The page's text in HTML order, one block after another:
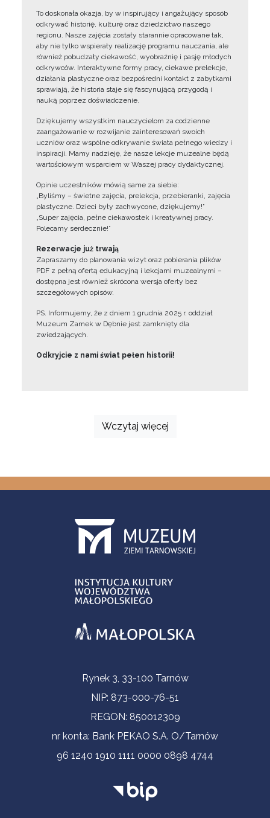
To doskonała okazja, by w inspirujący i angażujący sposób
odkrywać historię, kulturę oraz dziedzictwo naszego
regionu. Nasze zajęcia zostały starannie opracowane tak,
aby nie tylko wspierały realizację programu nauczania, ale
również pobudzały ciekawość, wyobraźnię i pasję młodych
odkrywców. Interaktywne formy pracy, ciekawe prelekcje,
działania plastyczne oraz bezpośredni kontakt z zabytkami
sprawiają, że historia staje się fascynującą przygodą i
nauką poprzez doświadczenie.
Dziękujemy wszystkim nauczycielom za codzienne
zaangażowanie w rozwijanie zainteresowań swoich
uczniów oraz wspólne odkrywanie świata pełnego wiedzy i
inspiracji. Mamy nadzieję, że nasze lekcje muzealne będą
wartościowym wsparciem w Waszej pracy dydaktycznej.
Opinie uczestników mówią same za siebie:
„Byliśmy – świetne zajęcia, prelekcja, przebieranki, zajęcia
plastyczne. Dzieci były zachwycone, dziękujemy!”
„Super zajęcia, pełne ciekawostek i kreatywnej pracy.
Polecamy serdecznie!”
Rezerwacje już trwają
Zapraszamy do planowania wizyt oraz pobierania plików
PDF z pełną ofertą edukacyjną i lekcjami muzealnymi –
dostępna jest również skrócona wersja oferty bez
szczegółowych opisów.
PS. Informujemy, że z dniem 1 grudnia 2025 r. oddział
Muzeum Zamek w Dębnie jest zamknięty dla
zwiedzających.
Odkryjcie z nami świat pełen historii!
Wczytaj więcej
Informacje kontaktoweRynek 3, 33-100 Tarnów
NIP: 873-000-76-51
REGON: 850012309
nr konta: Bank PEKAO S.A. O/Tarnów
96 1240 1910 1111 0000 0898 4744